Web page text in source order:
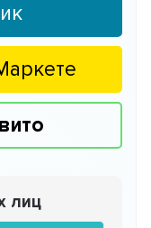
лиц